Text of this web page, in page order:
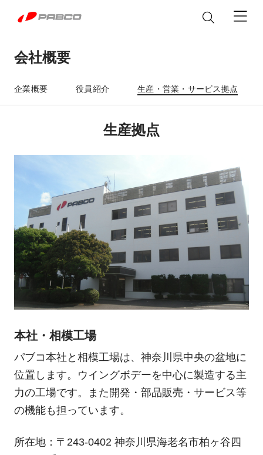
製品情報
ウイングボデー
EXEO WING
Heavy Duty
冷凍機付き EXEO WING
Heavy Duty
大型ウイング 中型ウイング
小型ウイング
アルミバン
Heavy/Medium/Light Duty
普通免許で運転できる
「Alumi Van」
Light Duty
集配サービス用「Alumi
Van」
Light Duty
平ボデー
Heavy/Medium/Light Duty
The Block
Heavy Duty
ハイジャッキセルフ
脱着ボデー
SWAP body
Medium Duty
テールゲートリフター
かくのうリフト
コンビリフト
メンテナンス
修理に関するFAQ
製品取扱説明書
ステッカー
カスタマイズ
企業情報
企業概要
役員紹介
生産・営業拠点
カスタマーサービス
パブコ ブランド
ヒストリー
信頼の品質
写真コンテスト
ニュース
ニュース
リコール情報
採用情報
お問合せ
会社概要
企業概要 役員紹介 生産・営業・サービス拠点
生産拠点
本社・相模工場
パブコ本社と相模工場は、神奈川県中央の盆地に
位置します。ウイングボデーを中心に製造する主
力の工場です。また開発・部品販売・サービス等
の機能も担っています。
所在地：〒243-0402 神奈川県海老名市柏ヶ谷四